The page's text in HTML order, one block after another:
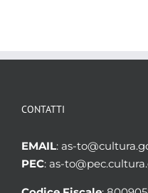
CONTATTI
EMAIL: as-
PEC: as-